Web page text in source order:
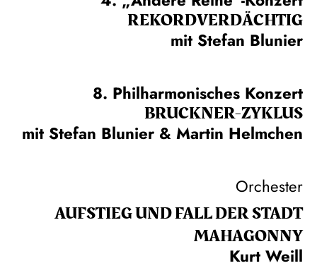
REKORD­VERDÄCHTIG
mit Stefan Blunier
8. Philharmonisches Konzert
BRUCKNER-ZYKLUS
mit Stefan Blunier & Martin Helmchen
Orchester
AUFSTIEG UND FALL DER STADT
MAHAGONNY
Kurt Weill